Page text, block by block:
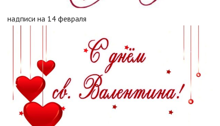
надписи на 14 февраля